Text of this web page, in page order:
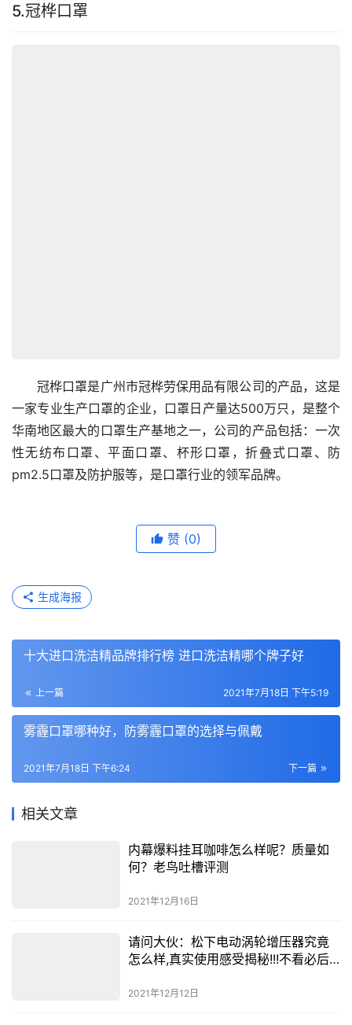
5.冠桦口罩
冠桦口罩是广州市冠桦劳保用品有限公司的产品，这是
一家专业生产口罩的企业，口罩日产量达500万只，是整个
华南地区最大的口罩生产基地之一，公司的产品包括：一次
性无纺布口罩、平面口罩、杯形口罩，折叠式口罩、防
pm2.5口罩及防护服等，是口罩行业的领军品牌。
赞 (0)
生成海报
十大进口洗洁精品牌排行榜 进口洗洁精哪个牌子好
上一篇 2021年7月18日 下午5:19
雾霾口罩哪种好，防雾霾口罩的选择与佩戴
下一篇
2021年7月18日 下午6:24
相关文章
内幕爆料挂耳咖啡怎么样呢？质量如
何？老鸟吐槽评测
2021年12月16日
请问大伙：松下电动涡轮增压器究竟
怎么样,真实使用感受揭秘!!!不看必后
2021年12月12日